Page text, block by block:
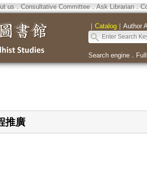
us．Consultative Committee．Ask Librarian．
｜ Catalog｜ Author
Search engine．
推廣